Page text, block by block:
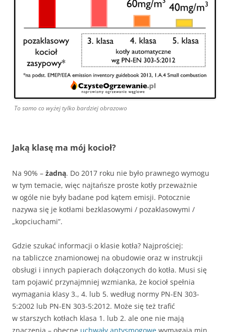
To samo co wyżej tylko bardziej obrazowo
Jaką klasę ma mój kocioł?
Na 90% – żadną. Do 2017 roku nie było prawnego wymogu
w tym temacie, więc najtańsze proste kotły przeważnie
w ogóle nie były badane pod kątem emisji. Potocznie
nazywa się je kotłami bezklasowymi / pozaklasowymi /
„kopciuchami”.
Gdzie szukać informacji o klasie kotła? Najprościej:
na tabliczce znamionowej na obudowie oraz w instrukcji
obsługi i innych papierach dołączonych do kotła. Musi się
tam pojawić przynajmniej wzmianka, że kocioł spełnia
wymagania klasy 3., 4. lub 5. według normy PN-EN 303-
5:2002 lub PN-EN 303-5:2012. Może się też trafić
w starszych kotłach klasa 1. lub 2. ale one nie mają